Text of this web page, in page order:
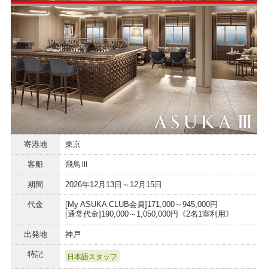
寄港地 東京
客船 飛鳥Ⅲ
期間 2026年12月13日～12月15日
代金
[My ASUKA CLUB会員]171,000～945,000円
[通常代金]190,000～1,050,000円《2名1室利用》
出発地 神戸
特記 日本語スタッフ